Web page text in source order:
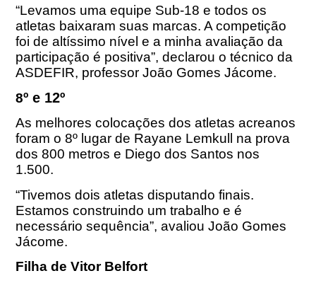
“Levamos uma equipe Sub-18 e todos os
atletas baixaram suas marcas. A competição
foi de altíssimo nível e a minha avaliação da
participação é positiva”, declarou o técnico da
ASDEFIR, professor João Gomes Jácome.
8º e 12º
As melhores colocações dos atletas acreanos
foram o 8º lugar de Rayane Lemkull na prova
dos 800 metros e Diego dos Santos nos
1.500.
“Tivemos dois atletas disputando finais.
Estamos construindo um trabalho e é
necessário sequência”, avaliou João Gomes
Jácome.
Filha de Vitor Belfort